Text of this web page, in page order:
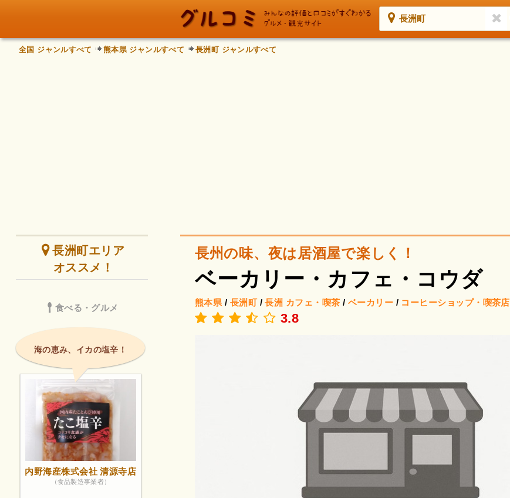
長洲町
全国 ジャンルすべて 熊本県 ジャンルすべて 長洲町 ジャンルすべて
長州の味、夜は居酒屋で楽しく！
ベーカリー・カフェ・コウダ
熊本県 / 長洲町/長洲 カフェ・喫茶 / ベーカリー / コーヒーショップ・喫茶店
3.8
長洲町エリア
オススメ！
食べる・グルメ
海の恵み、イカの塩辛！
内野海産株式会社 清源寺店
（食品製造事業者）